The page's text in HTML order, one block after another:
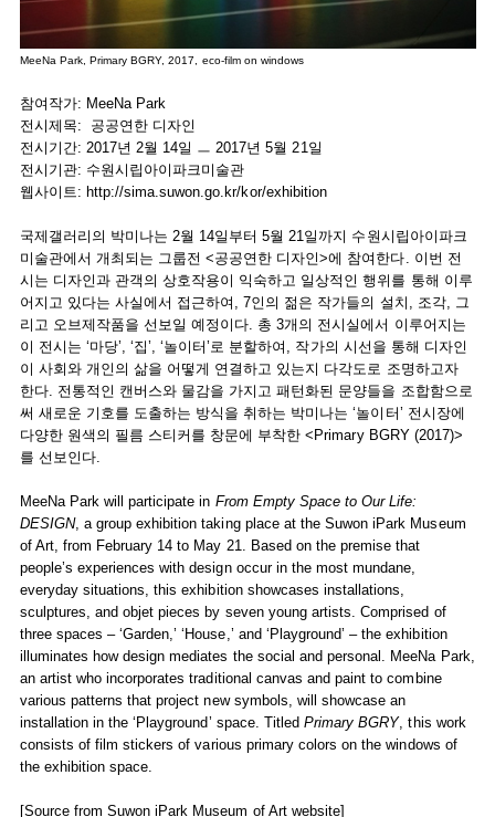
MeeNa Park, Primary BGRY, 2017, eco-film on windows
참여작가: MeeNa Park
전시제목: 공공연한 디자인
전시기간: 2017년 2월 14일 ㅡ 2017년 5월 21일
전시기관: 수원시립아이파크미술관
웹사이트: http://sima.suwon.go.kr/kor/exhibition
국제갤러리의 박미나는 2월 14일부터 5월 21일까지 수원시립아이파크
미술관에서 개최되는 그룹전 <공공연한 디자인>에 참여한다. 이번 전
시는 디자인과 관객의 상호작용이 익숙하고 일상적인 행위를 통해 이루
어지고 있다는 사실에서 접근하여, 7인의 젊은 작가들의 설치, 조각, 그
리고 오브제작품을 선보일 예정이다. 총 3개의 전시실에서 이루어지는
이 전시는 ‘마당’, ‘집’, ‘놀이터’로 분할하여, 작가의 시선을 통해 디자인
이 사회와 개인의 삶을 어떻게 연결하고 있는지 다각도로 조명하고자
한다. 전통적인 캔버스와 물감을 가지고 패턴화된 문양들을 조합함으로
써 새로운 기호를 도출하는 방식을 취하는 박미나는 ‘놀이터’ 전시장에
다양한 원색의 필름 스티커를 창문에 부착한 <Primary BGRY (2017)>
를 선보인다.
MeeNa Park will participate in From Empty Space to Our Life:
DESIGN, a group exhibition taking place at the Suwon iPark Museum
of Art, from February 14 to May 21. Based on the premise that
people’s experiences with design occur in the most mundane,
everyday situations, this exhibition showcases installations,
sculptures, and objet pieces by seven young artists. Comprised of
three spaces – ‘Garden,’ ‘House,’ and ‘Playground’ – the exhibition
illuminates how design mediates the social and personal. MeeNa Park,
an artist who incorporates traditional canvas and paint to combine
various patterns that project new symbols, will showcase an
installation in the ‘Playground’ space. TitledPrimary BGRY, this work
consists of film stickers of various primary colors on the windows of
the exhibition space.
[Source from Suwon iPark Museum of Art website]